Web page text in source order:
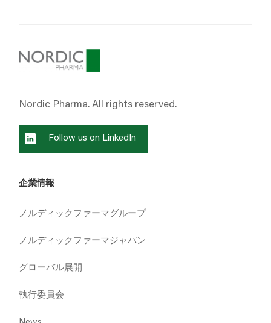
Nordic Pharma. All rights reserved.
Follow us on LinkedIn
企業情報
ノルディックファーマグループ
ノルディックファーマジャパン
グローバル展開
執行委員会